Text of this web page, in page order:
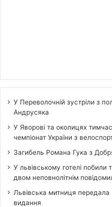
У Переволочній зустріли з
Андрусяка
У Яворові та околицях
чемпіонат України з
Загибель Романа Гука з
У львівському готелі побили
двом неповнолітнім
Львівська митниця передала
видання